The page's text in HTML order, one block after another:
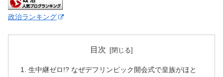
政治ランキング
目次
生中継ゼロ!? なぜデフリンピック開会式で皇族がほと